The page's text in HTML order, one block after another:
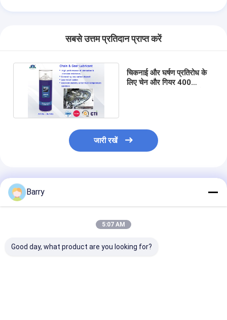
सबसे उत्तम प्रतिदान प्राप्त करें
चिकनाई और घर्षण प्रतिरोध के
लिए चेन और गियर 400
जारी रखें
अनुशंसित उत्पाद
Barry
5:07 AM
Good day, what product are you looking for?